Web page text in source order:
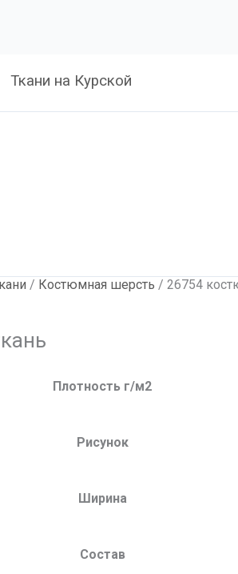
Ткани на Курской
/ Костюмная шерсть / 26754
Плотность г/м2
Рисунок
Ширина
Состав